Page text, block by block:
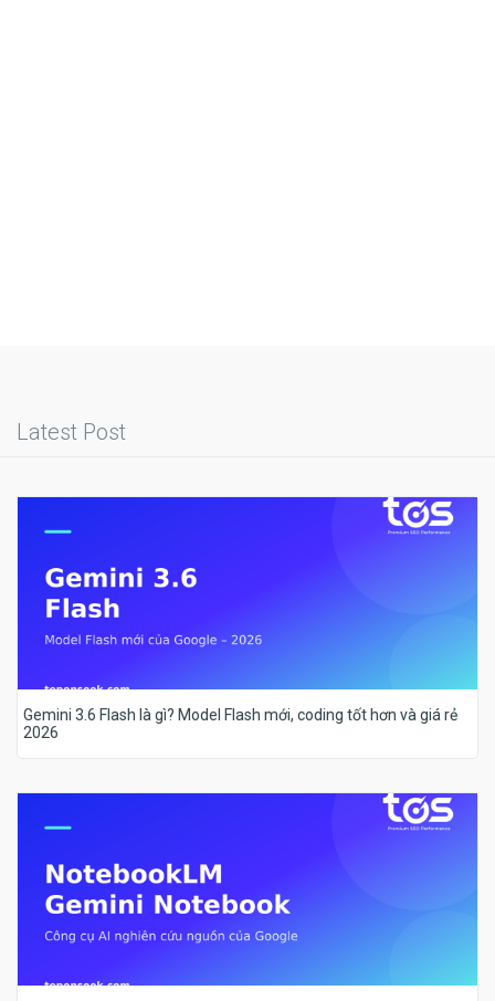
Latest Post
Gemini 3.6 Flash là gì? Model Flash mới, coding tốt hơn và giá rẻ
2026